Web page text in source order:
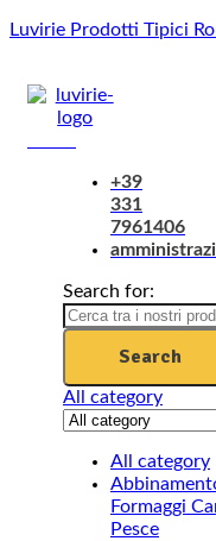
Luvirie Prodotti Tipici
+39
331
7961406
Search for:
Search
All category
All category
Formaggi
Pesce